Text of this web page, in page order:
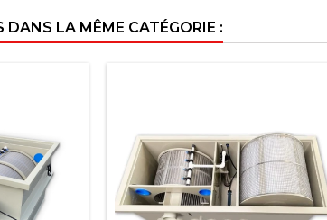
DANS LA MÊME CATÉGORIE :